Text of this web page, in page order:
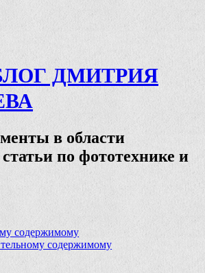
ДМИТРИЯ
в области
по фототехнике и
содержимому
содержимому